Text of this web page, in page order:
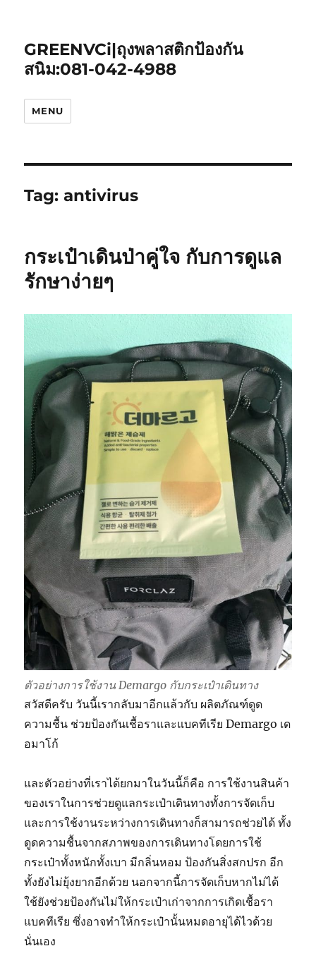
GREENVCi|ถุงพลาสติกป้องกัน
สนิม:081-042-4988
MENU
Tag:antivirus
กระเป๋าเดินป่าคู่ใจ กับการดูแล
รักษาง่ายๆ
ตัวอย่างการใช้งาน Demargo กับกระเป๋าเดินทาง
สวัสดีครับ วันนี้เรากลับมาอีกแล้วกับ ผลิตภัณฑ์ดูด
ความชื้น ช่วยป้องกันเชื้อราและแบคทีเรีย Demargo เด
อมาโก้
และตัวอย่างที่เราได้ยกมาในวันนี้ก็คือ การใช้งานสินค้า
ของเราในการช่วยดูแลกระเป๋าเดินทางทั้งการจัดเก็บ
และการใช้งานระหว่างการเดินทางก็สามารถช่วยได้ ทั้ง
ดูดความชื้นจากสภาพของการเดินทางโดยการใช้
กระเป๋าทั้งหนักทั้งเบา มีกลิ่นหอม ป้องกันสิ่งสกปรก อีก
ทั้งยังไม่ยุ้งยากอีกด้วย นอกจากนี้การจัดเก็บหากไม่ได้
ใช้ยังช่วยป้องกันไม่ให้กระเป๋าเก่าจากการเกิดเชื้อรา
แบคทีเรีย ซึ่งอาจทำให้กระเป๋านั้นหมดอายุได้ไวด้วย
นั่นเอง